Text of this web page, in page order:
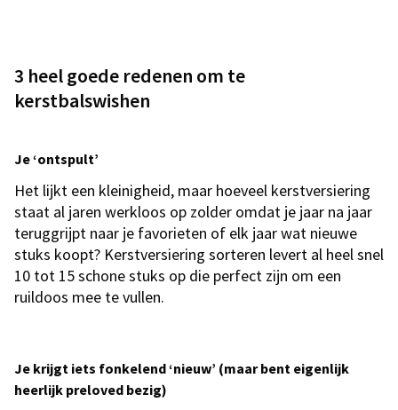
3 heel goede redenen om te
kerstbalswishen
Je ‘ontspult’
Het lijkt een kleinigheid, maar hoeveel kerstversiering
staat al jaren werkloos op zolder omdat je jaar na jaar
teruggrijpt naar je favorieten of elk jaar wat nieuwe
stuks koopt? Kerstversiering sorteren levert al heel snel
10 tot 15 schone stuks op die perfect zijn om een
ruildoos mee te vullen.
Je krijgt iets fonkelend ‘nieuw’ (maar bent eigenlijk
heerlijk preloved bezig)